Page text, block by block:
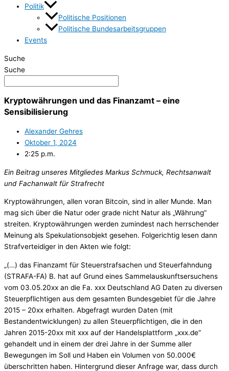
Politik
Politische Positionen
Politische Bundesarbeitsgruppen
Events
Suche
Suche
Kryptowährungen und das Finanzamt – eine
Sensibilisierung
Alexander Gehres
Oktober 1, 2024
2:25 p.m.
Ein Beitrag unseres Mitgliedes Markus Schmuck, Rechtsanwalt
und Fachanwalt für Strafrecht
Kryptowährungen, allen voran Bitcoin, sind in aller Munde. Man
mag sich über die Natur oder grade nicht Natur als „Währung“
streiten. Kryptowährungen werden zumindest nach herrschender
Meinung als Spekulationsobjekt gesehen. Folgerichtig lesen dann
Strafverteidiger in den Akten wie folgt:
„(…) das Finanzamt für Steuerstrafsachen und Steuerfahndung
(STRAFA-FA) B. hat auf Grund eines Sammelauskunftsersuchens
vom 03.05.20xx an die Fa. xxx Deutschland AG Daten zu diversen
Steuerpflichtigen aus dem gesamten Bundesgebiet für die Jahre
2015 – 20xx erhalten. Abgefragt wurden Daten (mit
Bestandentwicklungen) zu allen Steuerpflichtigen, die in den
Jahren 2015-20xx mit xxx auf der Handelsplattform „xxx.de“
gehandelt und in einem der drei Jahre in der Summe aller
Bewegungen im Soll und Haben ein Volumen von 50.000€
überschritten haben. Hintergrund dieser Anfrage war, dass durch